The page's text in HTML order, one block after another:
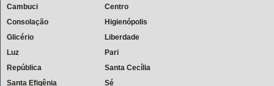
Cambuci
Centro
Consolação
Higienópolis
Glicério
Liberdade
Luz
Pari
República
Santa Cecília
Santa Efigênia
Sé